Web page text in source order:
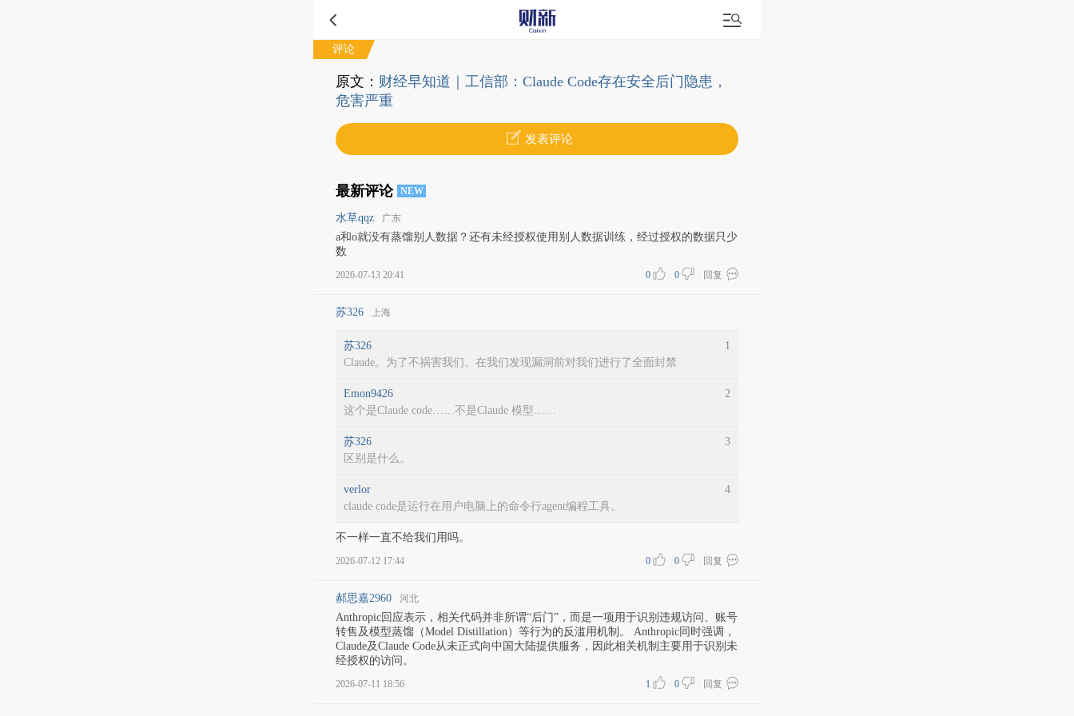
评论
原文： 财经早知道｜工信部：Claude Code存在安全后门隐患，
危害严重
发表评论
最新评论 NEW
水草qqz 广东
a和o就没有蒸馏别人数据？还有未经授权使用别人数据训练，经过授权的数据只少
数
2026-07-13 20:41 回复
0
0
苏326 上海
苏326
Claude。为了不祸害我们。在我们发现漏洞前对我们进行了全面封禁
1
Emon9426
这个是Claude code……不是Claude 模型……
2
苏326
区别是什么。
3
verlor
claude code是运行在用户电脑上的命令行agent编程工具。
4
不一样一直不给我们用吗。
2026-07-12 17:44 回复
0
0
郝思嘉2960 河北
Anthropic回应表示，相关代码并非所谓“后门”，而是一项用于识别违规访问、账号
转售及模型蒸馏（Model Distillation）等行为的反滥用机制。 Anthropic同时强调，
Claude及Claude Code从未正式向中国大陆提供服务，因此相关机制主要用于识别未
经授权的访问。
2026-07-11 18:56 回复
0
1